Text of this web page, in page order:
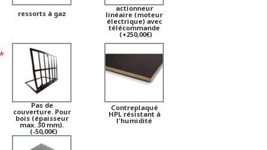
ressorts à gaz
actionneur
linéaire (moteur
électrique) avec
télécommande
(+250,00€)
Pas de
couverture. Pour
bois (épaisseur
max. 30 mm).
(-50,00€)
Contreplaqué
HPL résistant à
l'humidité